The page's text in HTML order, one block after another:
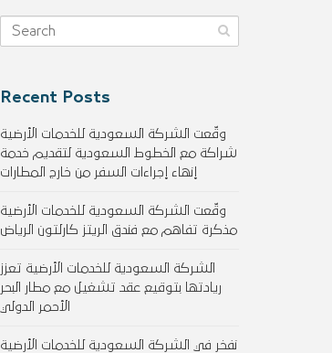
Recent Posts
وقّعت الشركة السعودية للخدمات الأرضية
شراكة مع الخطوط السعودية لتقديم خدمة
إنهاء إجراءات السفر من خارج المطارات
وقّعت الشركة السعودية للخدمات الأرضية
مذكرة تفاهم مع فندق الريتز كارلتون الرياض
الشركة السعودية للخدمات الأرضية تعزز
ريادتها بتوقيع عقد تشغيل مع مطار البحر
الأحمر الدولي
نفخر في الشركة السعودية للخدمات الأرضية